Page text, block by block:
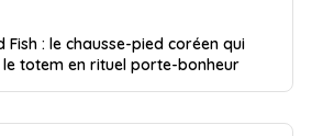
Fish : le chausse-pied coréen qui
totem en rituel porte-bonheur